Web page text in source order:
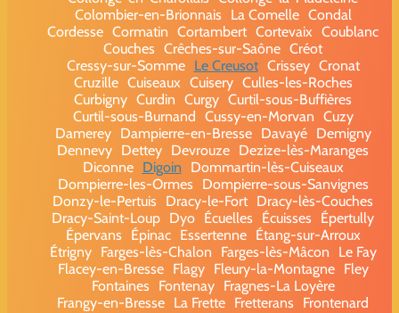
Colombier-en-Brionnais
La Comelle Condal
Cordesse Cormatin Cortambert Cortevaix Coublanc
Couches Crêches-sur-Saône Créot
Cressy-sur-Somme
Le Creusot Crissey Cronat
Cruzille Cuiseaux Cuisery Culles-les-Roches
Curbigny Curdin Curgy Curtil-sous-Buffières
Curtil-sous-Burnand Cussy-en-Morvan Cuzy
Damerey
Dampierre-en-Bresse Davayé
Demigny
Dennevy Dettey Devrouze Dezize-lès-Maranges
Diconne
Digoin
Dommartin-lès-Cuiseaux
Dompierre-les-Ormes
Dompierre-sous-Sanvignes
Donzy-le-Pertuis
Dracy-le-Fort Dracy-lès-Couches
Dracy-Saint-Loup Dyo Écuelles Écuisses
Épertully
Épervans
Épinac Essertenne
Étang-sur-Arroux
Étrigny
Farges-lès-Chalon Farges-lès-Mâcon
Le Fay
Flacey-en-Bresse
Flagy Fleury-la-Montagne
Fley
Fontaines
Fontenay
Fragnes-La Loyère
Frangy-en-Bresse La Frette Fretterans
Frontenard